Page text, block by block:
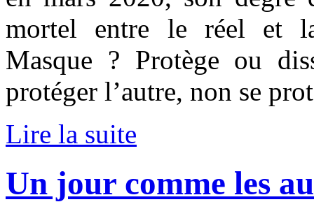
mortel entre le réel et
Masque ? Protège ou
protéger l’autre, non se
Lire la suite
Un jour comme les